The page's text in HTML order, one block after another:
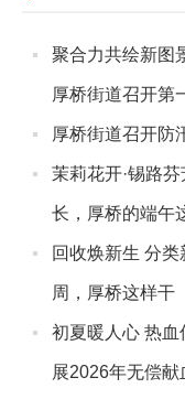
聚合力共绘新图
厚桥街道召开第
厚桥街道召开防
茉莉花开·锡路
长，厚桥的端午
回收焕新生 分
周，厚桥这样干
初夏暖人心 热
展2026年无偿献